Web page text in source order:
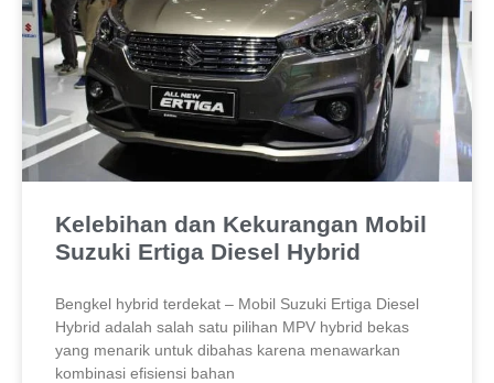
Kelebihan dan Kekurangan Mobil
Suzuki Ertiga Diesel Hybrid
Bengkel hybrid terdekat – Mobil Suzuki Ertiga Diesel
Hybrid adalah salah satu pilihan MPV hybrid bekas
yang menarik untuk dibahas karena menawarkan
kombinasi efisiensi bahan